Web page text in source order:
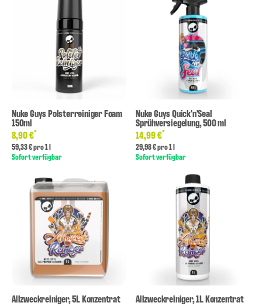
Nuke Guys Polsterreiniger Foam
150ml
8,90 €*
59,33 € pro 1 l
Sofort verfügbar
Nuke Guys Quick'n'Seal
Sprühversiegelung, 500 ml
14,99 €*
29,98 € pro 1 l
Sofort verfügbar
Allzweckreiniger, 5L Konzentrat
Allzweckreiniger, 1L Konzentrat